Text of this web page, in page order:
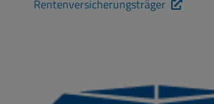
Rentenversicherungsträger